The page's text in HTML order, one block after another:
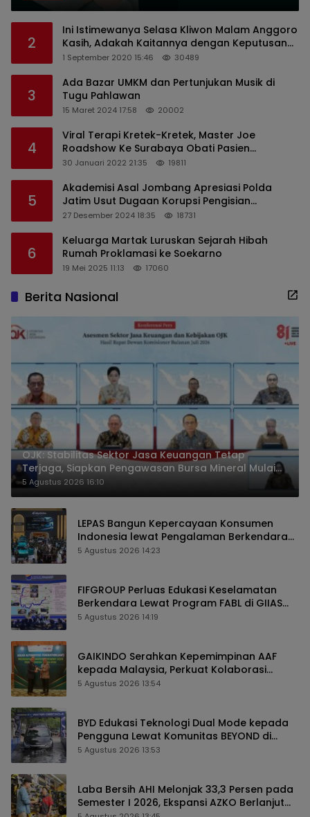
2
Ini Istimewanya Selasa Kliwon Malam Anggoro
Kasih, Adakah Kaitannya dengan Keputusan
PDIP?
1 September 2020 15:46 30489
3
Ada Bazar UMKM dan Pertunjukan Musik di
Tugu Pahlawan
15 Maret 2024 17:58 20002
4
Viral Terapi Kretek-Kretek, Master Joe
Roadshow Ke Surabaya Obati Pasien
Sekaligus Edukasi Masyarakat
30 Januari 2022 21:35 19811
5
Akademisi Asal Jombang Apresiasi Polda
Jatim Usut Dugaan Korupsi Pengisian
Perangkat Desa di Kediri
27 Desember 2024 18:35 18731
6
Keluarga Martak Luruskan Sejarah Hibah
Rumah Proklamasi ke Soekarno
19 Mei 2025 11:13 17060
Berita Nasional
OJK: Stabilitas Sektor Jasa Keuangan Tetap
Terjaga, Siapkan Pengawasan Bursa Mineral Mulai
2027
5 Agustus 2026 16:10
LEPAS Bangun Kepercayaan Konsumen
Indonesia lewat Pengalaman Berkendara
hingga Layanan Purnajual
5 Agustus 2026 14:23
FIFGROUP Perluas Edukasi Keselamatan
Berkendara Lewat Program FABL di GIIAS
2026
5 Agustus 2026 14:19
GAIKINDO Serahkan Kepemimpinan AAF
kepada Malaysia, Perkuat Kolaborasi
Industri Otomotif ASEAN
5 Agustus 2026 13:54
BYD Edukasi Teknologi Dual Mode kepada
Pengguna Lewat Komunitas BEYOND di
GIIAS 2026
5 Agustus 2026 13:53
Laba Bersih AHI Melonjak 33,3 Persen pada
Semester I 2026, Ekspansi AZKO Berlanjut